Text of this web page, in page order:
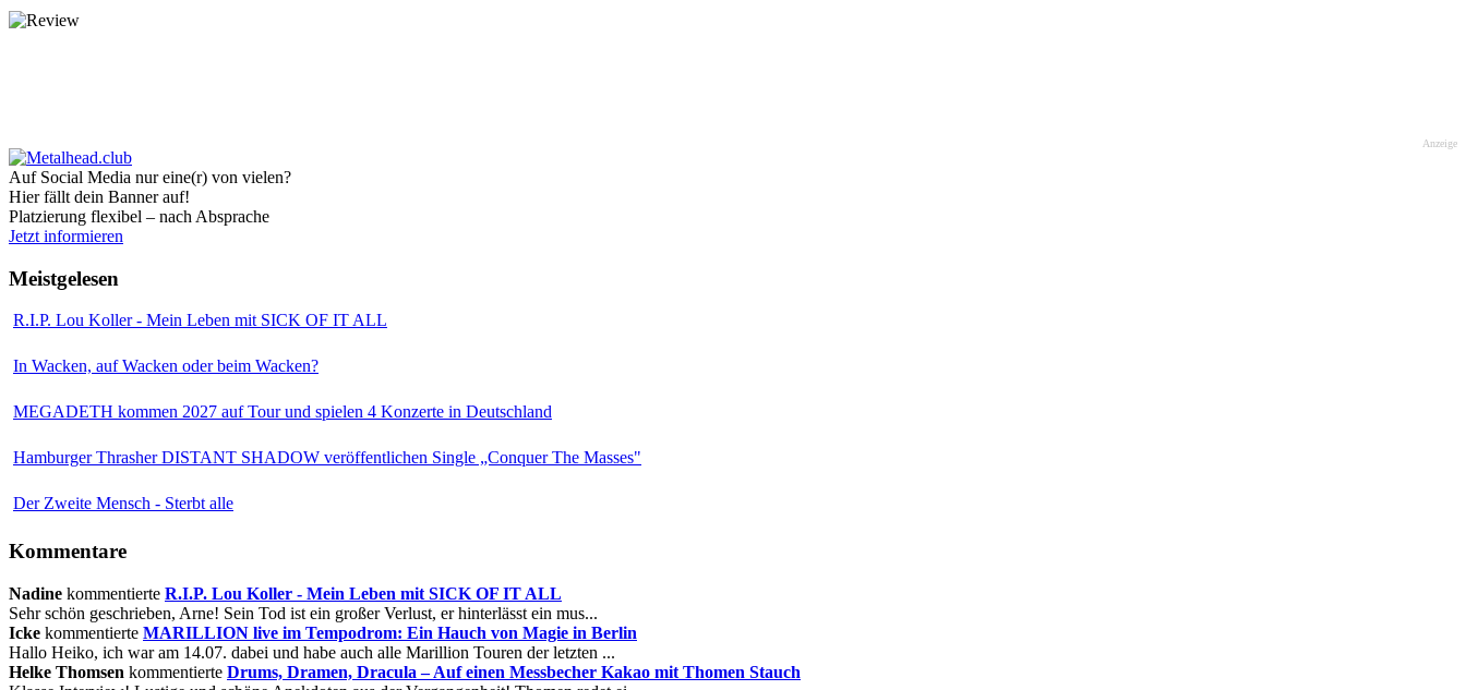
Anzeige
Auf Social Media nur eine(r) von vielen?
Hier fällt dein Banner auf!
Platzierung flexibel – nach Absprache
Jetzt informieren
Meistgelesen
R.I.P. Lou Koller - Mein Leben mit SICK OF IT ALL
In Wacken, auf Wacken oder beim Wacken?
MEGADETH kommen 2027 auf Tour und spielen 4 Konzerte in Deutschland
Hamburger Thrasher DISTANT SHADOW veröffentlichen Single „Conquer The Masses"
Der Zweite Mensch - Sterbt alle
Kommentare
Nadine kommentierte R.I.P. Lou Koller - Mein Leben mit SICK OF IT ALL
Sehr schön geschrieben, Arne! Sein Tod ist ein großer Verlust, er hinterlässt ein mus...
Icke kommentierte MARILLION live im Tempodrom: Ein Hauch von Magie in Berlin
Hallo Heiko, ich war am 14.07. dabei und habe auch alle Marillion Touren der letzten ...
Helke Thomsen kommentierte Drums, Dramen, Dracula – Auf einen Messbecher Kakao mit Thomen Stauch